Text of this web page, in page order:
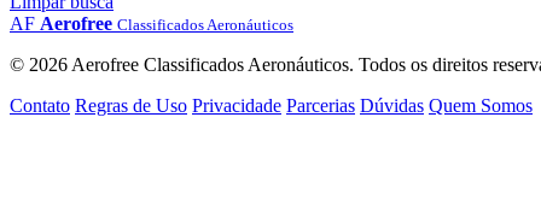
AF Aerofree Classificados Aeronáuticos
© 2026 Aerofree Classificados Aeronáuticos. Todos os direitos
Contato Regras de Uso Privacidade Parcerias Dúvidas Quem Somos